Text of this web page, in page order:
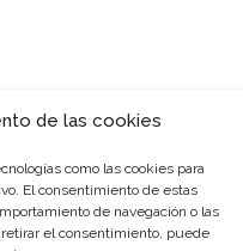
de las cookies
como las cookies para
El consentimiento de estas
de navegación o las
el consentimiento, puede
que asistieron más de
duda.